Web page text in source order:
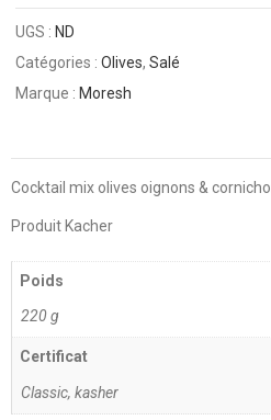
UGS : ND
Catégories :Olives,Salé
Marque : Moresh
Cocktail mix olives oignons &
Produit Kacher
Poids
220 g
Certificat
Classic, kasher